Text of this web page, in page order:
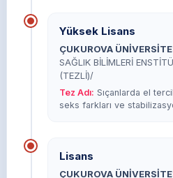
Yüksek Lisans
ÇUKUROVA
SAĞLIK BİLİMLERİ
(TEZLİ)/
Tez Adı: Sıçanlarda el
seks farkları ve
Lisans
ÇUKUROVA